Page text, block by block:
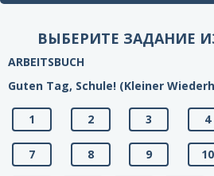
ВЫБЕРИТЕ ЗАДАНИЕ
ARBEITSBUCH
Guten Tag, Schule! (Kleiner
1 2 3 4
7 8 9 10